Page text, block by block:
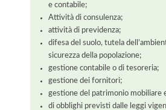
e contabile;
Attività di consulenza;
attività di previdenza;
difesa del suolo, tutela
sicurezza della popolazione;
gestione contabile o di tesoreria;
gestione dei fornitori;
gestione del patrimonio mobiliare
di obblighi previsti dalle leggi